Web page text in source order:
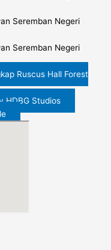
Ruscus Hall Forest
HDBG Studios